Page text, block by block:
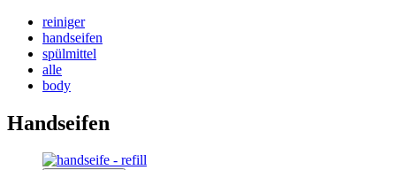
reiniger
handseifen
spülmittel
alle
body
Handseifen